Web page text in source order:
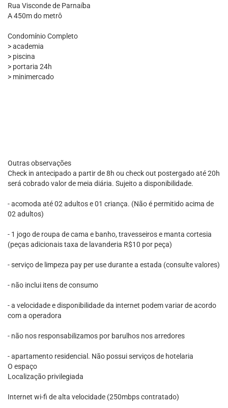
Rua Visconde de Parnaíba
A 450m do metrô
Condomínio Completo
> academia
> piscina
> portaria 24h
> minimercado
Outras observações
Check in antecipado a partir de 8h ou check out postergado até 20h
será cobrado valor de meia diária. Sujeito a disponibilidade.
- acomoda até 02 adultos e 01 criança. (Não é permitido acima de
02 adultos)
- 1 jogo de roupa de cama e banho, travesseiros e manta cortesia
(peças adicionais taxa de lavanderia R$10 por peça)
- serviço de limpeza pay per use durante a estada (consulte valores)
- não inclui itens de consumo
- a velocidade e disponibilidade da internet podem variar de acordo
com a operadora
- não nos responsabilizamos por barulhos nos arredores
- apartamento residencial. Não possui serviços de hotelaria
O espaço
Localização privilegiada
Internet wi-fi de alta velocidade (250mbps contratado)